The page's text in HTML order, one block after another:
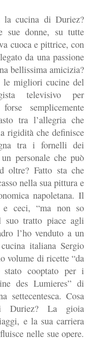
la cucina di Duriez?
sue donne, su tutte
cuoca e pittrice, con
da una passione
bellissima amicizia?
le migliori cucine del
televisivo per
semplicemente
tra l’allegria che
rigidità che definisce
tra i fornelli dei
personale che può
oltre? Fatto sta che
nella sua pittura e
napoletana. Il
e ceci, “ma non so
suo tratto piace agli
l’ho venduto a un
italiana Sergio
volume di ricette “da
cooptato per i
des Lumieres” di
settecentesca. Cosa
Duriez? La gioia
e la sua carriera
nelle sue opere.